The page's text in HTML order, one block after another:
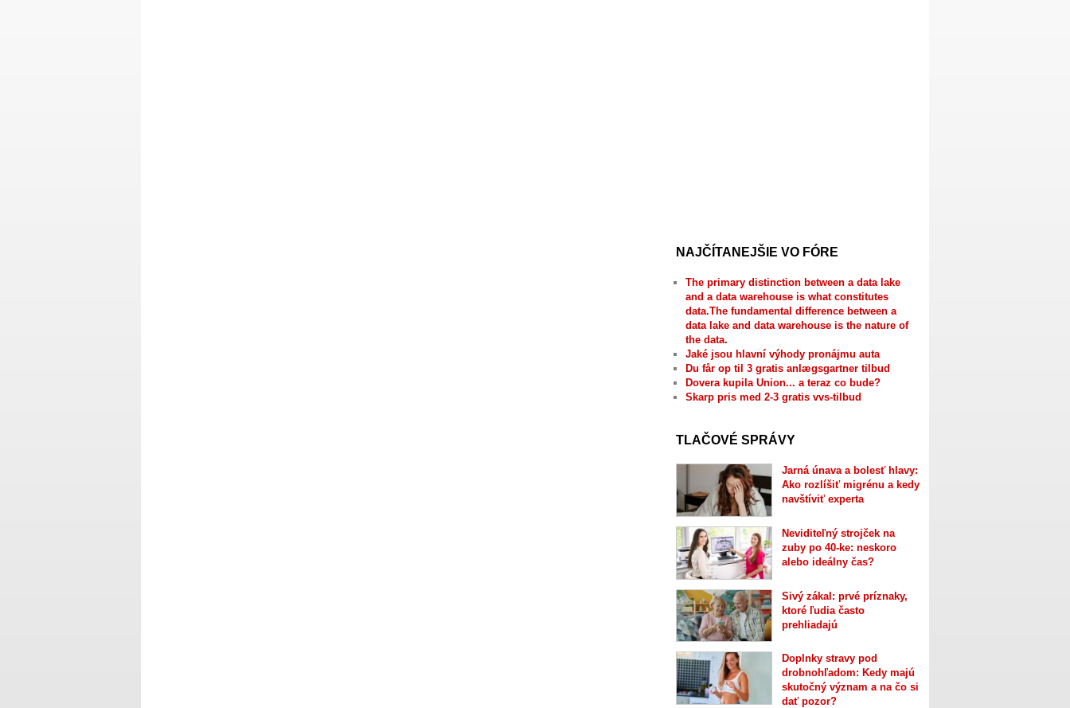
NAJČÍTANEJŠIE VO FÓRE
The primary distinction between a data lake
and a data warehouse is what constitutes
data.The fundamental difference between a
data lake and data warehouse is the nature of
the data.
Jaké jsou hlavní výhody pronájmu auta
Du får op til 3 gratis anlægsgartner tilbud
Dovera kupila Union... a teraz co bude?
Skarp pris med 2-3 gratis vvs-tilbud
TLAČOVÉ SPRÁVY
Jarná únava a bolesť hlavy:
Ako rozlíšiť migrénu a kedy
navštíviť experta
Neviditeľný strojček na
zuby po 40-ke: neskoro
alebo ideálny čas?
Sivý zákal: prvé príznaky,
ktoré ľudia často
prehliadajú
Doplnky stravy pod
drobnohľadom: Kedy majú
skutočný význam a na čo si
dať pozor?